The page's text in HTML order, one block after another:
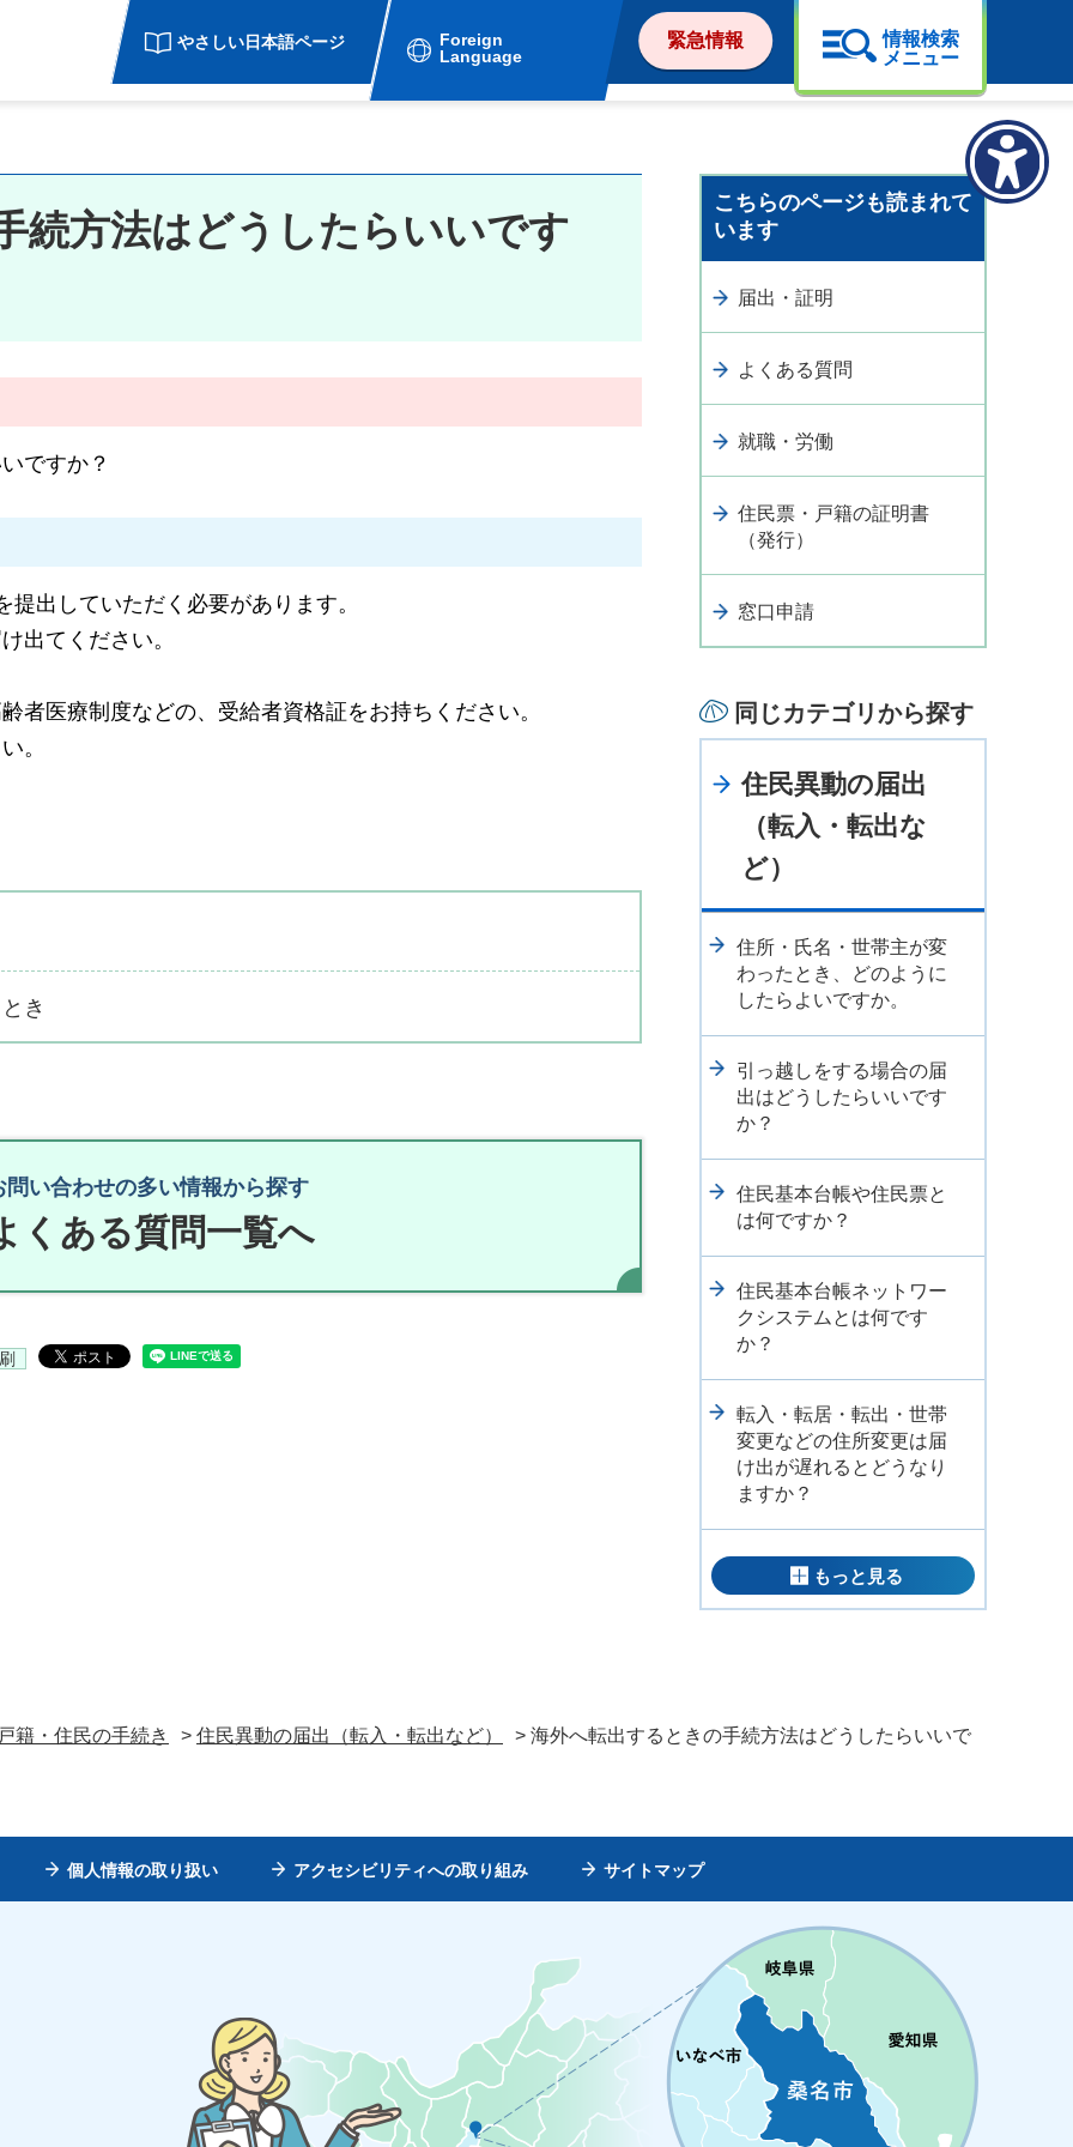
やさしい日本語ページ
Foreign
Language
緊急情報
情報検索
メニュー
続方法はどうしたらいいです
ですか？
出していただく必要があります。
出てください。
者医療制度などの、受給者資格証をお持ちください。
。
き
問い合わせの多い情報から探す
くある質問一覧へ
こちらのページも読まれて
います
届出・証明
よくある質問
就職・労働
住民票・戸籍の証明書
（発行）
窓口申請
同じカテゴリから探す
住民異動の届出
（転入・転出な
ど）
住所・氏名・世帯主が変
わったとき、どのように
したらよいですか。
引っ越しをする場合の届
出はどうしたらいいです
か？
住民基本台帳や住民票と
は何ですか？
住民基本台帳ネットワー
クシステムとは何です
か？
転入・転居・転出・世帯
変更などの住所変更は届
け出が遅れるとどうなり
ますか？
もっと見る
籍・住民の手続き > 住民異動の届出（転入・転出など） > 海外へ転出するときの手続方法はどうしたらいいで
個人情報の取り扱い アクセシビリティへの取り組み サイトマップ